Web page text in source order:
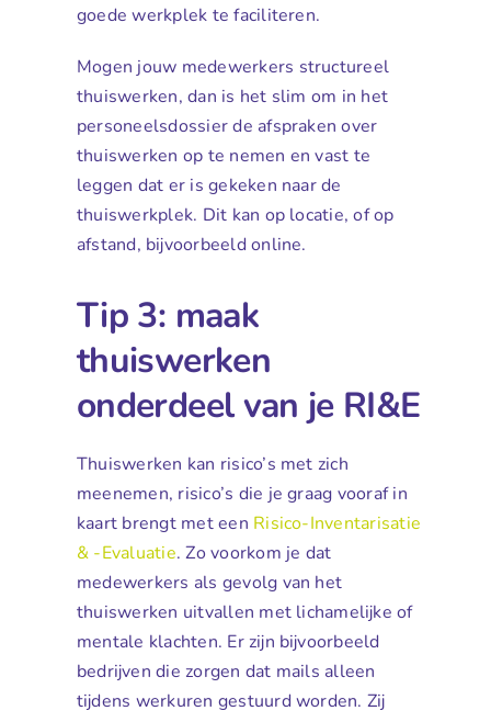
goede werkplek te faciliteren.
Mogen jouw medewerkers structureel
thuiswerken, dan is het slim om in het
personeelsdossier de afspraken over
thuiswerken op te nemen en vast te
leggen dat er is gekeken naar de
thuiswerkplek. Dit kan op locatie, of op
afstand, bijvoorbeeld online.
Tip 3: maak
thuiswerken
onderdeel van je RI&E
Thuiswerken kan risico’s met zich
meenemen, risico’s die je graag vooraf in
kaart brengt met een Risico-Inventarisatie
& -Evaluatie. Zo voorkom je dat
medewerkers als gevolg van het
thuiswerken uitvallen met lichamelijke of
mentale klachten. Er zijn bijvoorbeeld
bedrijven die zorgen dat mails alleen
tijdens werkuren gestuurd worden. Zij